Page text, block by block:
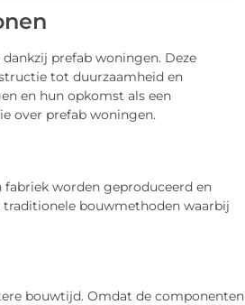
prefab woningen. Deze
tot duurzaamheid en
en hun opkomst als een
over prefab woningen.
worden geproduceerd en
bouwmethoden waarbij
bouwtijd. Omdat de componenten